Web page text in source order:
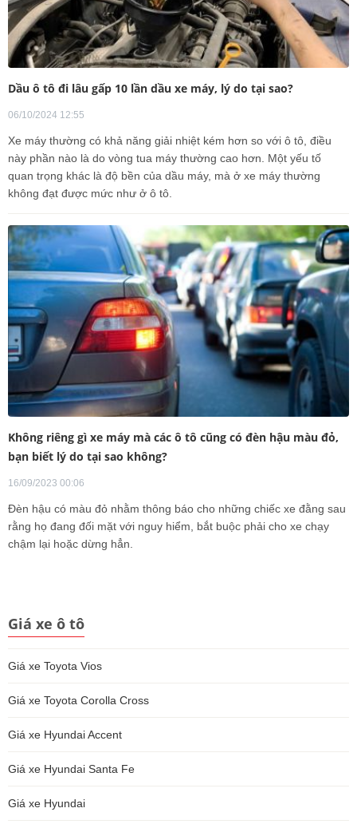
Dầu ô tô đi lâu gấp 10 lần dầu xe máy, lý do tại sao?
06/10/2024 12:55
Xe máy thường có khả năng giải nhiệt kém hơn so với ô tô, điều
này phần nào là do vòng tua máy thường cao hơn. Một yếu tố
quan trọng khác là độ bền của dầu máy, mà ở xe máy thường
không đạt được mức như ở ô tô.
Không riêng gì xe máy mà các ô tô cũng có đèn hậu màu đỏ,
bạn biết lý do tại sao không?
16/09/2023 00:06
Đèn hậu có màu đỏ nhằm thông báo cho những chiếc xe đằng sau
rằng họ đang đối mặt với nguy hiểm, bắt buộc phải cho xe chạy
chậm lại hoặc dừng hẳn.
Giá xe ô tô
Giá xe Toyota Vios
Giá xe Toyota Corolla Cross
Giá xe Hyundai Accent
Giá xe Hyundai Santa Fe
Giá xe Hyundai